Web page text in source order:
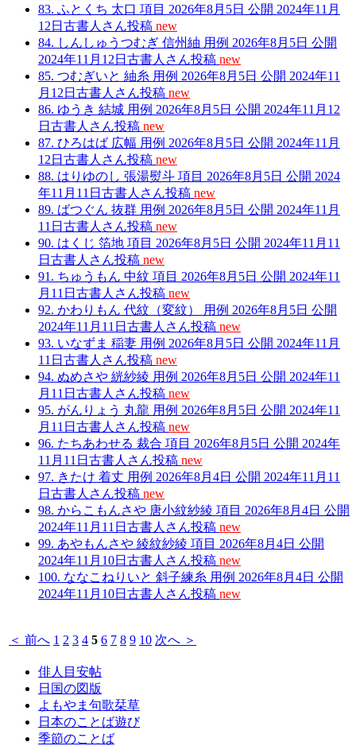
83. ふとくち 太口 項目 2026年8月5日 公開 2024年11月
12日 古書人さん投稿 new
84. しんしゅうつむぎ 信州紬 用例 2026年8月5日 公開
2024年11月12日 古書人さん投稿 new
85. つむぎいと 紬糸 用例 2026年8月5日 公開 2024年11
月12日 古書人さん投稿 new
86. ゆうき 結城 用例 2026年8月5日 公開 2024年11月12
日 古書人さん投稿 new
87. ひろはば 広幅 用例 2026年8月5日 公開 2024年11月
12日 古書人さん投稿 new
88. はりゆのし 張湯熨斗 項目 2026年8月5日 公開 2024
年11月11日 古書人さん投稿 new
89. ばつぐん 抜群 用例 2026年8月5日 公開 2024年11月
11日 古書人さん投稿 new
90. はくじ 箔地 項目 2026年8月5日 公開 2024年11月11
日 古書人さん投稿 new
91. ちゅうもん 中紋 項目 2026年8月5日 公開 2024年11
月11日 古書人さん投稿 new
92. かわりもん 代紋（変紋） 用例 2026年8月5日 公開
2024年11月11日 古書人さん投稿 new
93. いなずま 稲妻 用例 2026年8月5日 公開 2024年11月
11日 古書人さん投稿 new
94. ぬめさや 絖紗綾 用例 2026年8月5日 公開 2024年11
月11日 古書人さん投稿 new
95. がんりょう 丸龍 用例 2026年8月5日 公開 2024年11
月11日 古書人さん投稿 new
96. たちあわせる 裁合 項目 2026年8月5日 公開 2024年
11月11日 古書人さん投稿 new
97. きたけ 着丈 用例 2026年8月4日 公開 2024年11月11
日 古書人さん投稿 new
98. からこもんさや 唐小紋紗綾 項目 2026年8月4日 公開
2024年11月11日 古書人さん投稿 new
99. あやもんさや 綾紋紗綾 項目 2026年8月4日 公開
2024年11月10日 古書人さん投稿 new
100. ななこねりいと 斜子練糸 用例 2026年8月4日 公開
2024年11月10日 古書人さん投稿 new
＜ 前へ 1 2 3 4 5 6 7 8 9 10 次へ ＞
俳人目安帖
日国の図版
よもやま句歌栞草
日本のことば遊び
季節のことば